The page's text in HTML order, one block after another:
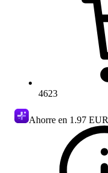
4623
Ahorre en 1.97 EUR